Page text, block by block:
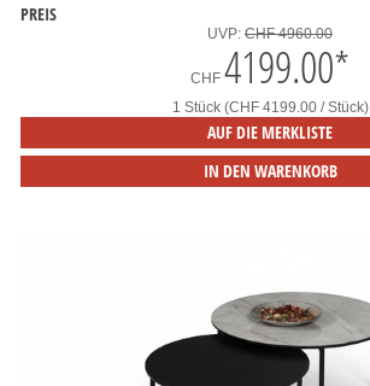
PREIS
UVP: CHF 4960.00
CHF 4199.00*
1 Stück (CHF 4199.00 / Stück)
AUF DIE MERKLISTE
IN DEN WARENKORB